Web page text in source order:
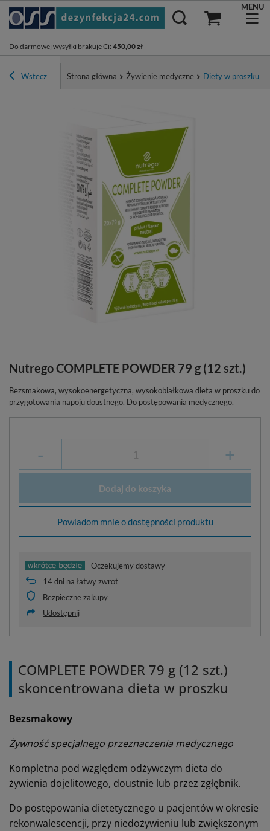
Do darmowej wysyłki brakuje Ci: 450,00 zł
MENU
Wstecz Strona główna Żywienie medyczne Diety w proszku
Nutrego COMPLETE POWDER 79 g (12 szt.)
Bezsmakowa, wysokoenergetyczna, wysokobiałkowa dieta w proszku do
przygotowania napoju doustnego. Do postępowania medycznego.
- +
Dodaj do koszyka
Powiadom mnie o dostępności produktu
Oczekujemy dostawy
14dni na łatwy zwrot
Bezpieczne zakupy
Udostępnij
COMPLETE POWDER 79 g (12 szt.)
skoncentrowana dieta w proszku
Bezsmakowy
Żywność specjalnego przeznaczenia medycznego
Kompletna pod względem odżywczym dieta do
żywienia dojelitowego, doustnie lub przez zgłębnik.
Do postępowania dietetycznego u pacjentów w okresie
rekonwalescencji, przy niedożywieniu lub zwiększonym